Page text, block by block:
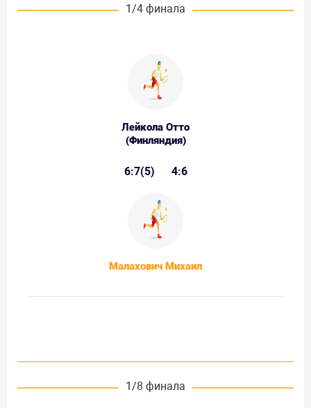
1/4 финала
Лейкола Отто
(Финляндия)
6:7(5) 4:6
Малахович Михаил
1/8 финала